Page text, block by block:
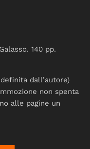
140 pp.
dall’autore)
non spenta
alle pagine un